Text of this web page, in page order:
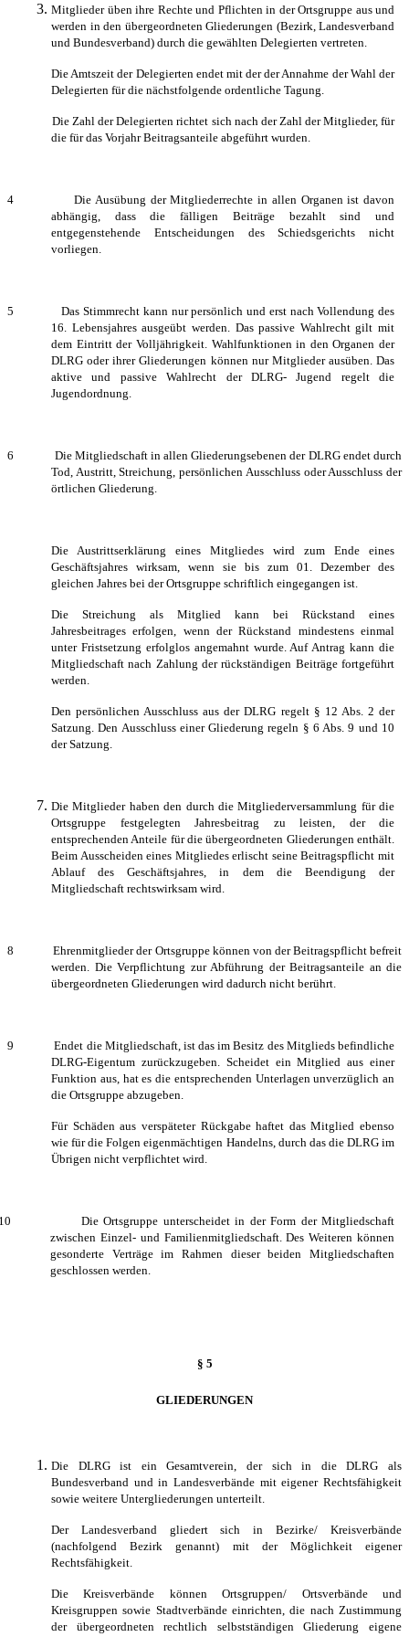
Mitglieder üben ihre Rechte und Pflichten in der Ortsgruppe aus und
werden in den übergeordneten Gliederungen (Bezirk, Landesverband
und Bundesverband) durch die gewählten Delegierten vertreten.
Die Amtszeit der Delegierten endet mit der der Annahme der Wahl der
Delegierten für die nächstfolgende ordentliche Tagung.
Die Zahl der Delegierten richtet sich nach der Zahl der Mitglieder, für
die für das Vorjahr Beitragsanteile abgeführt wurden.
4 Die Ausübung der Mitgliederrechte in allen Organen ist davon
abhängig, dass die fälligen Beiträge bezahlt sind und
entgegenstehende Entscheidungen des Schiedsgerichts nicht
vorliegen.
5 Das Stimmrecht kann nur persönlich und erst nach Vollendung des
16. Lebensjahres ausgeübt werden. Das passive Wahlrecht gilt mit
dem Eintritt der Volljährigkeit. Wahlfunktionen in den Organen der
DLRG oder ihrer Gliederungen können nur Mitglieder ausüben. Das
aktive und passive Wahlrecht der DLRG- Jugend regelt die
Jugendordnung.
6 Die Mitgliedschaft in allen Gliederungsebenen der DLRG endet durch
Tod, Austritt, Streichung, persönlichen Ausschluss oder Ausschluss der
örtlichen Gliederung.
Die Austrittserklärung eines Mitgliedes wird zum Ende eines
Geschäftsjahres wirksam, wenn sie bis zum 01. Dezember des
gleichen Jahres bei der Ortsgruppe schriftlich eingegangen ist.
Die Streichung als Mitglied kann bei Rückstand eines
Jahresbeitrages erfolgen, wenn der Rückstand mindestens einmal
unter Fristsetzung erfolglos angemahnt wurde. Auf Antrag kann die
Mitgliedschaft nach Zahlung der rückständigen Beiträge fortgeführt
werden.
Den persönlichen Ausschluss aus der DLRG regelt § 12 Abs. 2 der
Satzung. Den Ausschluss einer Gliederung regeln § 6 Abs. 9 und 10
der Satzung.
Die Mitglieder haben den durch die Mitgliederversammlung für die
Ortsgruppe festgelegten Jahresbeitrag zu leisten, der die
entsprechenden Anteile für die übergeordneten Gliederungen enthält.
Beim Ausscheiden eines Mitgliedes erlischt seine Beitragspflicht mit
Ablauf des Geschäftsjahres, in dem die Beendigung der
Mitgliedschaft rechtswirksam wird.
8 Ehrenmitglieder der Ortsgruppe können von der Beitragspflicht befreit
werden. Die Verpflichtung zur Abführung der Beitragsanteile an die
übergeordneten Gliederungen wird dadurch nicht berührt.
9 Endet die Mitgliedschaft, ist das im Besitz des Mitglieds befindliche
DLRG-Eigentum zurückzugeben. Scheidet ein Mitglied aus einer
Funktion aus, hat es die entsprechenden Unterlagen unverzüglich an
die Ortsgruppe abzugeben.
Für Schäden aus verspäteter Rückgabe haftet das Mitglied ebenso
wie für die Folgen eigenmächtigen Handelns, durch das die DLRG im
Übrigen nicht verpflichtet wird.
Die Ortsgruppe unterscheidet in der Form der Mitgliedschaft
zwischen Einzel- und Familienmitgliedschaft. Des Weiteren können
gesonderte Verträge im Rahmen dieser beiden Mitgliedschaften
geschlossen werden.
§ 5
GLIEDERUNGEN
Die DLRG ist ein Gesamtverein, der sich in die DLRG als
Bundesverband und in Landesverbände mit eigener Rechtsfähigkeit
sowie weitere Untergliederungen unterteilt.
Der Landesverband gliedert sich in Bezirke/ Kreisverbände
(nachfolgend Bezirk genannt) mit der Möglichkeit eigener
Rechtsfähigkeit.
Die Kreisverbände können Ortsgruppen/ Ortsverbände und
Kreisgruppen sowie Stadtverbände einrichten, die nach Zustimmung
der übergeordneten rechtlich selbstständigen Gliederung eigene